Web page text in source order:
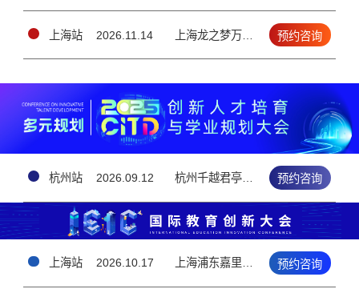
上海站 2026.11.14 上海龙之梦万丽酒店▪10楼大宴会厅 （上海长宁区长宁路1018号） 预约咨询
杭州站 2026.09.12 杭州千越君亭酒店 · 5楼钱江厅（上城区雷霆路126号） 预约咨询
上海站 2026.10.17 上海浦东嘉里大酒店3F（上海浦东新区花木路1388号） 预约咨询